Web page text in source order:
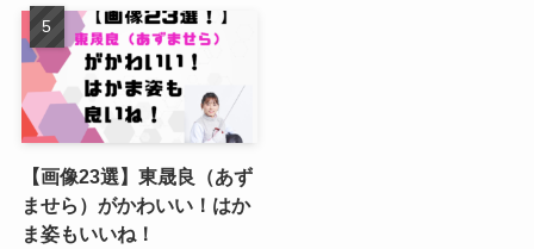
【画像23選】東晟良（あず
ませら）がかわいい！はか
ま姿もいいね！